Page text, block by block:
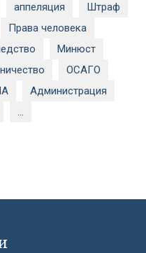
аппеляция
Штраф
Права человека
Минюст
ОСАГО
Администрация
...